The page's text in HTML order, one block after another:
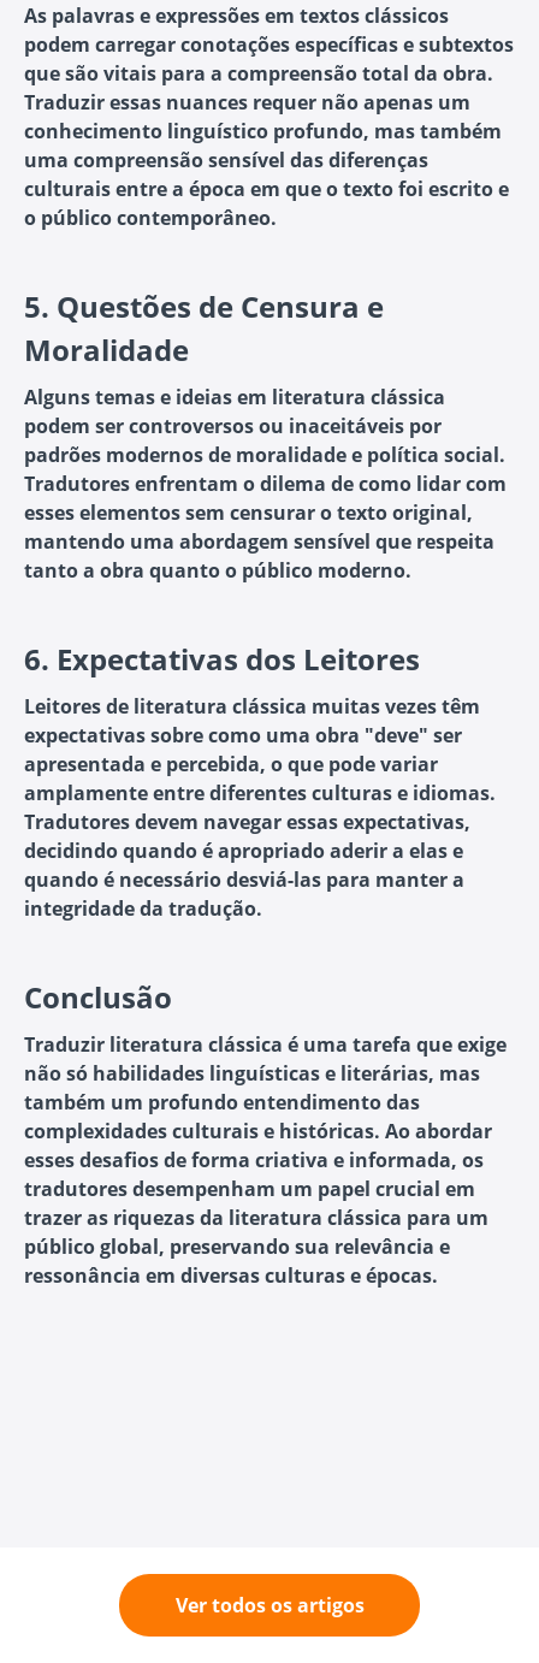
As palavras e expressões em textos clássicos
podem carregar conotações específicas e subtextos
que são vitais para a compreensão total da obra.
Traduzir essas nuances requer não apenas um
conhecimento linguístico profundo, mas também
uma compreensão sensível das diferenças
culturais entre a época em que o texto foi escrito e
o público contemporâneo.
5. Questões de Censura e
Moralidade
Alguns temas e ideias em literatura clássica
podem ser controversos ou inaceitáveis ​​por
padrões modernos de moralidade e política social.
Tradutores enfrentam o dilema de como lidar com
esses elementos sem censurar o texto original,
mantendo uma abordagem sensível que respeita
tanto a obra quanto o público moderno.
6. Expectativas dos Leitores
Leitores de literatura clássica muitas vezes têm
expectativas sobre como uma obra "deve" ser
apresentada e percebida, o que pode variar
amplamente entre diferentes culturas e idiomas.
Tradutores devem navegar essas expectativas,
decidindo quando é apropriado aderir a elas e
quando é necessário desviá-las para manter a
integridade da tradução.
Conclusão
Traduzir literatura clássica é uma tarefa que exige
não só habilidades linguísticas e literárias, mas
também um profundo entendimento das
complexidades culturais e históricas. Ao abordar
esses desafios de forma criativa e informada, os
tradutores desempenham um papel crucial em
trazer as riquezas da literatura clássica para um
público global, preservando sua relevância e
ressonância em diversas culturas e épocas.
Ver todos os artigos